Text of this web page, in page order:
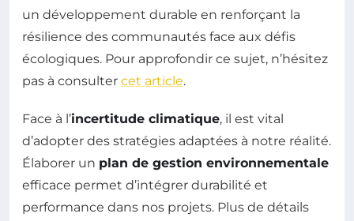
un développement durable en renforçant la
résilience des communautés face aux défis
écologiques. Pour approfondir ce sujet, n’hésitez
pas à consulter cet article.
Face à l’incertitude climatique, il est vital
d’adopter des stratégies adaptées à notre réalité.
Élaborer un plan de gestion environnementale
efficace permet d’intégrer durabilité et
performance dans nos projets. Plus de détails